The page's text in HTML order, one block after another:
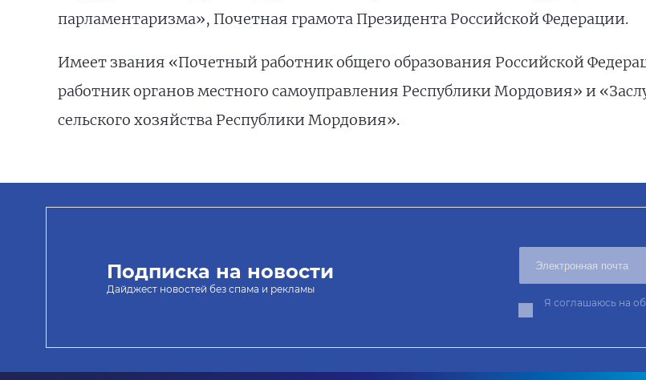
парламентаризма», Почетная грамота Президента Российской Федерации.
Имеет звания «Почетный работник общего образования Российской
работник органов местного самоуправления Республики Мордовия» и
сельского хозяйства Республики Мордовия».
Подписка на новости
Дайджест новостей без спама и рекламы
Я соглашаюсь на